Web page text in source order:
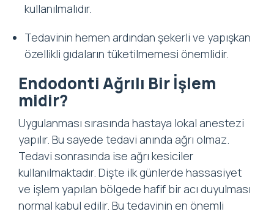
kullanılmalıdır.
Tedavinin hemen ardından şekerli ve yapışkan
özellikli gıdaların tüketilmemesi önemlidir.
Endodonti Ağrılı Bir İşlem
midir?
Uygulanması sırasında hastaya lokal anestezi
yapılır. Bu sayede tedavi anında ağrı olmaz.
Tedavi sonrasında ise ağrı kesiciler
kullanılmaktadır. Dişte ilk günlerde hassasiyet
ve işlem yapılan bölgede hafif bir acı duyulması
normal kabul edilir. Bu tedavinin en önemli